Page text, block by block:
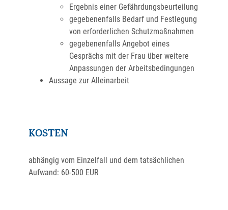
Ergebnis einer Gefährdungsbeurteilung
gegebenenfalls Bedarf und Festlegung
von erforderlichen Schutzmaßnahmen
gegebenenfalls Angebot eines
Gesprächs mit der Frau über weitere
Anpassungen der Arbeitsbedingungen
Aussage zur Alleinarbeit
KOSTEN
abhängig vom Einzelfall und dem tatsächlichen
Aufwand: 60-500 EUR